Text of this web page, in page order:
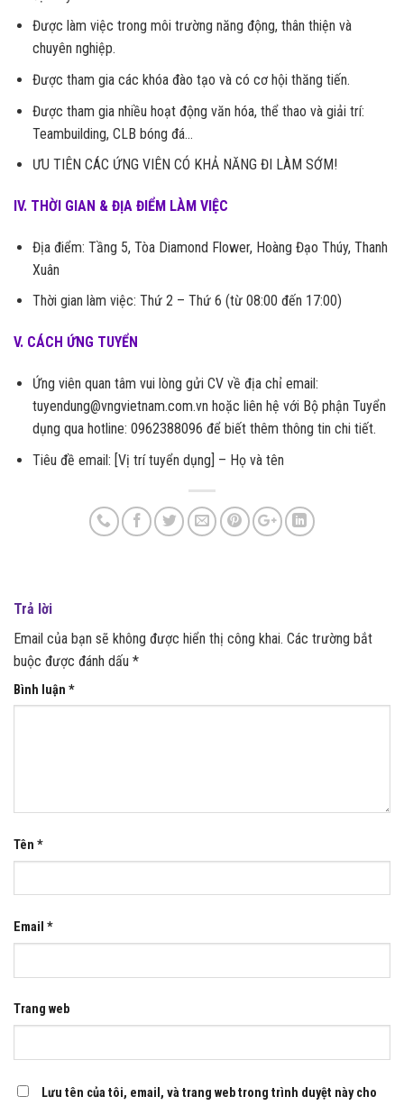
Được làm việc trong môi trường năng động, thân thiện và
chuyên nghiệp.
Được tham gia các khóa đào tạo và có cơ hội thăng tiến.
Được tham gia nhiều hoạt động văn hóa, thể thao và giải trí:
Teambuilding, CLB bóng đá…
ƯU TIÊN CÁC ỨNG VIÊN CÓ KHẢ NĂNG ĐI LÀM SỚM!
IV. THỜI GIAN & ĐỊA ĐIỂM LÀM VIỆC
Địa điểm: Tầng 5, Tòa Diamond Flower, Hoàng Đạo Thúy, Thanh
Xuân
Thời gian làm việc: Thứ 2 – Thứ 6 (từ 08:00 đến 17:00)
V. CÁCH ỨNG TUYỂN
Ứng viên quan tâm vui lòng gửi CV về địa chỉ email:
tuyendung@vngvietnam.com.vn hoặc liên hệ với Bộ phận Tuyển
dụng qua hotline: 0962388096 để biết thêm thông tin chi tiết.
Tiêu đề email: [Vị trí tuyển dụng] – Họ và tên
Trả lời
Email của bạn sẽ không được hiển thị công khai. Các trường bắt
buộc được đánh dấu *
Bình luận *
Tên *
Email *
Trang web
Lưu tên của tôi, email, và trang web trong trình duyệt này cho